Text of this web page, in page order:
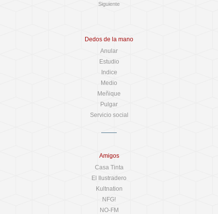
Siguiente
Dedos de la mano
Anular
Estudio
Indice
Medio
Meñique
Pulgar
Servicio social
Amigos
Casa Tinta
El Ilustradero
Kultnation
NFG!
NO-FM